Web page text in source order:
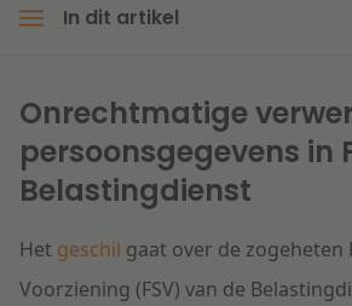
In dit artikel
Onrechtmatige
persoonsgegevens in
Belastingdienst
Het geschil gaat over de zogeheten
Voorziening (FSV) van de